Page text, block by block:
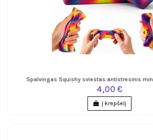
Spalvingas Squishy sviestas antistresinis
4,00 €
Į krepšelį